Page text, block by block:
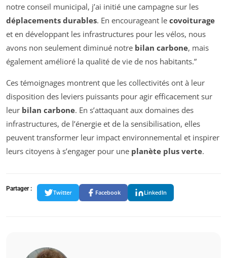
notre conseil municipal, j’ai initié une campagne sur les
déplacements durables. En encourageant le covoiturage
et en développant les infrastructures pour les vélos, nous
avons non seulement diminué notre bilan carbone, mais
également amélioré la qualité de vie de nos habitants.”
Ces témoignages montrent que les collectivités ont à leur
disposition des leviers puissants pour agir efficacement sur
leur bilan carbone. En s’attaquant aux domaines des
infrastructures, de l’énergie et de la sensibilisation, elles
peuvent transformer leur impact environnemental et inspirer
leurs citoyens à s’engager pour une planète plus verte.
Partager :
Twitter Facebook LinkedIn